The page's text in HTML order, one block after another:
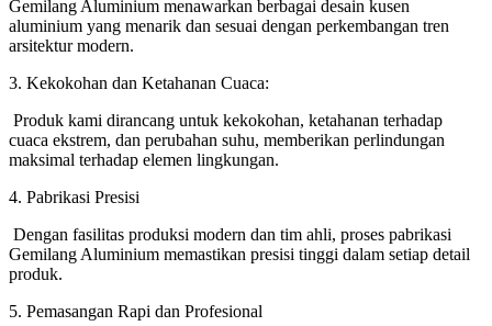
Gemilang Aluminium menawarkan berbagai desain kusen
aluminium yang menarik dan sesuai dengan perkembangan tren
arsitektur modern.
3. Kekokohan dan Ketahanan Cuaca:
Produk kami dirancang untuk kekokohan, ketahanan terhadap
cuaca ekstrem, dan perubahan suhu, memberikan perlindungan
maksimal terhadap elemen lingkungan.
4. Pabrikasi Presisi
Dengan fasilitas produksi modern dan tim ahli, proses pabrikasi
Gemilang Aluminium memastikan presisi tinggi dalam setiap detail
produk.
5. Pemasangan Rapi dan Profesional